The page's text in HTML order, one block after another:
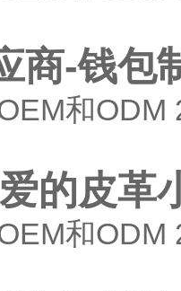
商-钱包
和
的皮革
和